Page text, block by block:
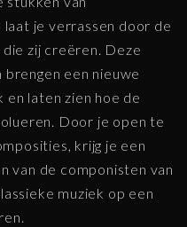
laat je verrassen door de
zij creëren. Deze
een nieuwe
en laten zien hoe de
Door je open te
krijg je een
van de componisten van
muziek op een